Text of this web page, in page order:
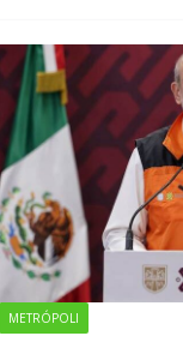
METRÓPOLI